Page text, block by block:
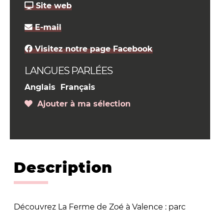
Site web
E-mail
Visitez notre page Facebook
LANGUES PARLÉES
Anglais
Français
Ajouter à ma sélection
Description
Découvrez La Ferme de Zoé à Valence : parc